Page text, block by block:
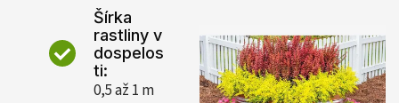
Šírka
rastliny v
dospelos
ti:
0,5 až 1 m